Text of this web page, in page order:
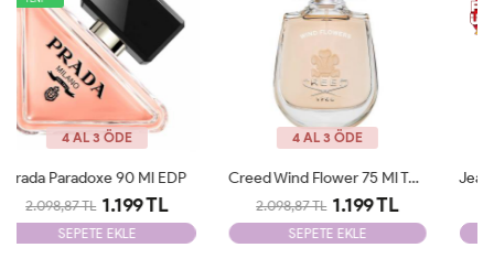
4 AL 3 ÖDE
2.098,87 TL 1.199 TL
SEPETE EKLE
4 AL 3 ÖDE
2.098,87 TL 1.199 TL
SEPETE EKLE